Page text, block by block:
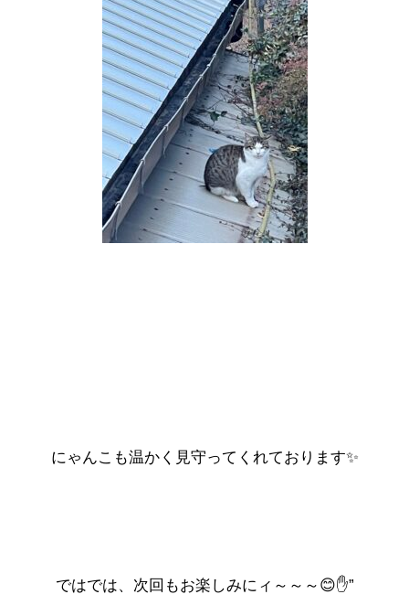
にゃんこも温かく見守ってくれております✨
ではでは、次回もお楽しみにィ～～～😊✋”